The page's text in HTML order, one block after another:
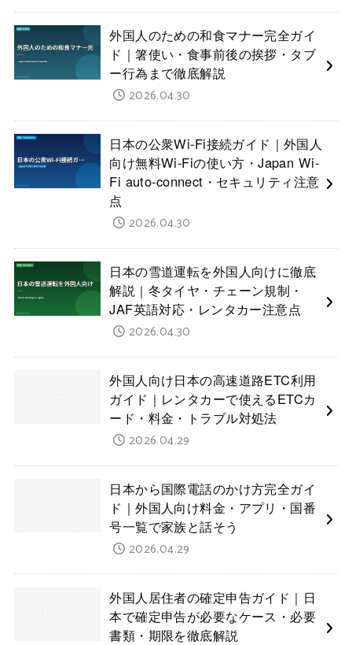
外国人のための和食マナー完全ガイ
ド｜箸使い・食事前後の挨拶・タブ
ー行為まで徹底解説
2026.04.30
日本の公衆Wi-Fi接続ガイド｜外国人
向け無料Wi-Fiの使い方・Japan Wi-
Fi auto-connect・セキュリティ注意
点
2026.04.30
日本の雪道運転を外国人向けに徹底
解説｜冬タイヤ・チェーン規制・
JAF英語対応・レンタカー注意点
2026.04.30
外国人向け日本の高速道路ETC利用
ガイド｜レンタカーで使えるETCカ
ード・料金・トラブル対処法
2026.04.29
日本から国際電話のかけ方完全ガイ
ド｜外国人向け料金・アプリ・国番
号一覧で家族と話そう
2026.04.29
外国人居住者の確定申告ガイド｜日
本で確定申告が必要なケース・必要
書類・期限を徹底解説